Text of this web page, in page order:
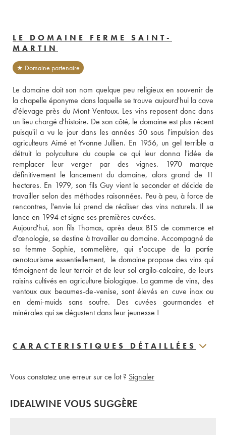
LE DOMAINE FERME SAINT-
MARTIN
★ Domaine partenaire
Le domaine doit son nom quelque peu religieux en souvenir de
la chapelle éponyme dans laquelle se trouve aujourd'hui la cave
d'élevage près du Mont Ventoux. Les vins reposent donc dans
un lieu chargé d'histoire. De son côté, le domaine est plus récent
puisqu'il a vu le jour dans les années 50 sous l'impulsion des
agriculteurs Aimé et Yvonne Jullien. En 1956, un gel terrible a
détruit la polyculture du couple ce qui leur donna l'idée de
remplacer leur verger par des vignes. 1970 marque
définitivement le lancement du domaine, alors grand de 11
hectares. En 1979, son fils Guy vient le seconder et décide de
travailler selon des méthodes raisonnées. Peu à peu, à force de
rencontres, l'envie lui prend de réaliser des vins naturels. Il se
lance en 1994 et signe ses premières cuvées.
Aujourd'hui, son fils Thomas, après deux BTS de commerce et
d'œnologie, se destine à travailler au domaine. Accompagné de
sa femme Sophie, sommelière, qui s'occupe de la partie
œnotourisme essentiellement,  le domaine propose des vins qui
témoignent de leur terroir et de leur sol argilo-calcaire, de leurs
raisins cultivés en agriculture biologique. La gamme de vins, des
ventoux aux beaumes-de-venise, sont élevés en cuve inox ou
en demi-muids sans soufre. Des cuvées gourmandes et
minérales qui se dégustent dans leur jeunesse !
CARACTERISTIQUES DÉTAILLÉES
Vous constatez une erreur sur ce lot ? Signaler
IDEALWINE VOUS SUGGÈRE